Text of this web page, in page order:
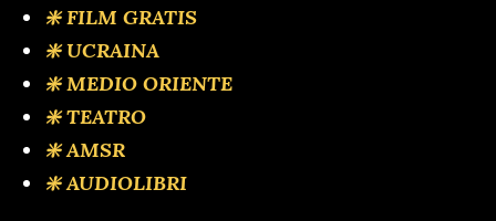
❇️ FILM GRATIS
❇️ UCRAINA
❇️ MEDIO ORIENTE
❇️ TEATRO
❇️ AMSR
❇️ AUDIOLIBRI